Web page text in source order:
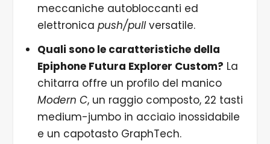
meccaniche autobloccanti ed
elettronica push/pullversatile.
Quali sono le caratteristiche della
Epiphone Futura Explorer Custom? La
chitarra offre un profilo del manico
Modern C, un raggio composto, 22 tasti
medium-jumbo in acciaio inossidabile
e un capotasto GraphTech.